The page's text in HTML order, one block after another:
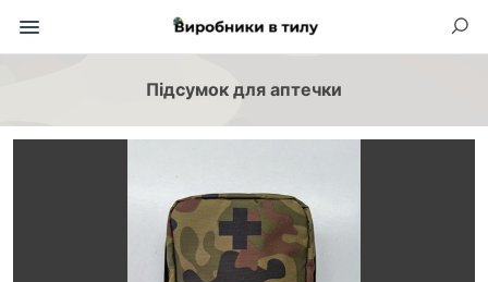
Підсумок для аптечки